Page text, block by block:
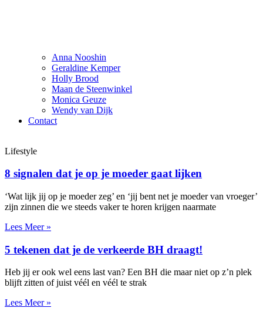
Anna Nooshin
Geraldine Kemper
Holly Brood
Maan de Steenwinkel
Monica Geuze
Wendy van Dijk
Contact
Lifestyle
8 signalen dat je op je moeder gaat lijken
‘Wat lijk jij op je moeder zeg’ en ‘jij bent net je moeder van vroeger’
zijn zinnen die we steeds vaker te horen krijgen naarmate
Lees Meer »
5 tekenen dat je de verkeerde BH draagt!
Heb jij er ook wel eens last van? Een BH die maar niet op z’n plek
blijft zitten of juist véél en véél te strak
Lees Meer »